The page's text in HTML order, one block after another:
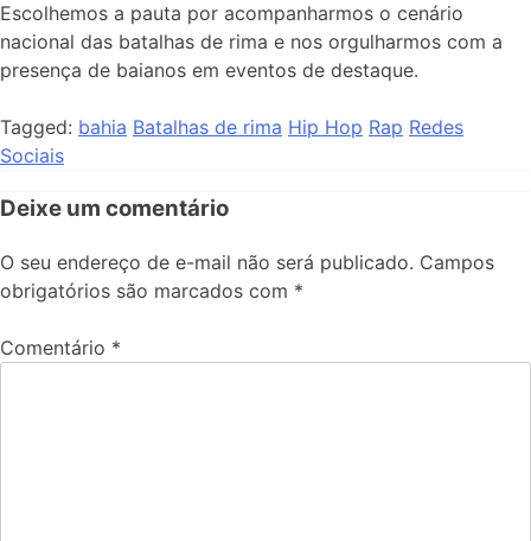
Escolhemos a pauta por acompanharmos o cenário
nacional das batalhas de rima e nos orgulharmos com a
presença de baianos em eventos de destaque.
Tagged: bahia Batalhas de rima Hip Hop Rap Redes
Sociais
Deixe um comentário
O seu endereço de e-mail não será publicado. Campos
obrigatórios são marcados com *
Comentário *